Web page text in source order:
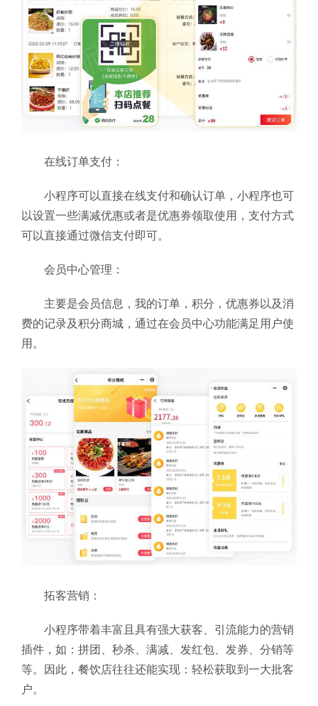
在线订单支付：
小程序可以直接在线支付和确认订单，小程序也可
以设置一些满减优惠或者是优惠券领取使用，支付方式
可以直接通过微信支付即可。
会员中心管理：
主要是会员信息，我的订单，积分，优惠券以及消
费的记录及积分商城，通过在会员中心功能满足用户使
用。
拓客营销：
小程序带着丰富且具有强大获客、引流能力的营销
插件，如：拼团、秒杀、满减、发红包、发券、分销等
等。因此，餐饮店往往还能实现：轻松获取到一大批客
户。